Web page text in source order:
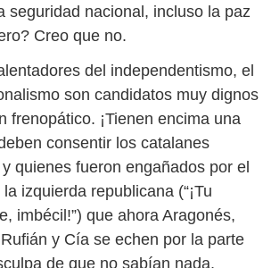
seguridad nacional, incluso la paz
Creo que no.
del independentismo, el
son candidatos muy dignos
frenopático. ¡Tienen encima una
consentir los catalanes
quienes fueron engañados por el
izquierda republicana (“¡Tu
imbécil!”) que ahora Aragonés,
y Cía se echen por la parte
de que no sabían nada,